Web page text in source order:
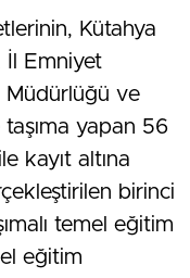
Kütahya
İl Emniyet
Müdürlüğü ve
yapan 56
kayıt altına
birinci
temel eğitim
eğitim